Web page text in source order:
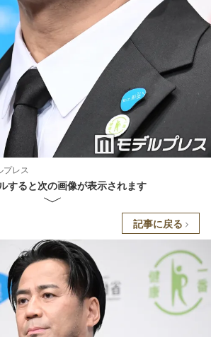
プレス
すると次の画像が表示されます
記事に戻る